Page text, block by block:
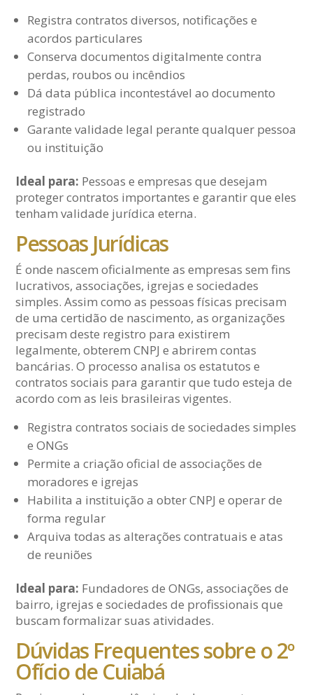
Registra contratos diversos, notificações e
acordos particulares
Conserva documentos digitalmente contra
perdas, roubos ou incêndios
Dá data pública incontestável ao documento
registrado
Garante validade legal perante qualquer pessoa
ou instituição
Ideal para: Pessoas e empresas que desejam
proteger contratos importantes e garantir que eles
tenham validade jurídica eterna.
Pessoas Jurídicas
É onde nascem oficialmente as empresas sem fins
lucrativos, associações, igrejas e sociedades
simples. Assim como as pessoas físicas precisam
de uma certidão de nascimento, as organizações
precisam deste registro para existirem
legalmente, obterem CNPJ e abrirem contas
bancárias. O processo analisa os estatutos e
contratos sociais para garantir que tudo esteja de
acordo com as leis brasileiras vigentes.
Registra contratos sociais de sociedades simples
e ONGs
Permite a criação oficial de associações de
moradores e igrejas
Habilita a instituição a obter CNPJ e operar de
forma regular
Arquiva todas as alterações contratuais e atas
de reuniões
Ideal para: Fundadores de ONGs, associações de
bairro, igrejas e sociedades de profissionais que
buscam formalizar suas atividades.
Dúvidas Frequentes sobre o 2º
Ofício de Cuiabá